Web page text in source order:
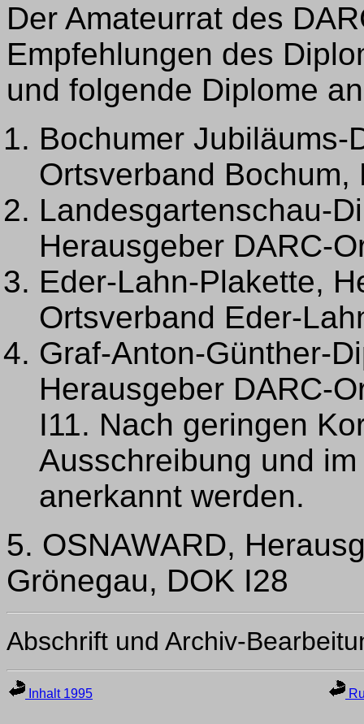
Der Amateurrat des
Empfehlungen des
und folgende Diplome
Bochumer Jubiläums-
Ortsverband Bochum,
Landesgartenschau-
Herausgeber DARC-
Eder-Lahn-Plakette,
Ortsverband Eder-
Graf-Anton-Günther-
Herausgeber DARC-
I11. Nach geringen
Ausschreibung und
anerkannt werden.
5. OSNAWARD,
Grönegau, DOK I28
Abschrift und Archiv-
Inhalt 1995